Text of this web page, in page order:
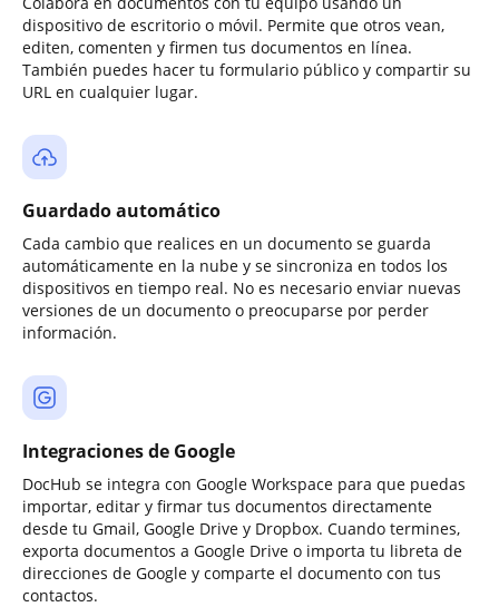
dispositivo de escritorio o móvil. Permite que otros vean,
editen, comenten y firmen tus documentos en línea.
También puedes hacer tu formulario público y compartir su
URL en cualquier lugar.
Guardado automático
Cada cambio que realices en un documento se guarda
automáticamente en la nube y se sincroniza en todos los
dispositivos en tiempo real. No es necesario enviar nuevas
versiones de un documento o preocuparse por perder
información.
Integraciones de Google
DocHub se integra con Google Workspace para que puedas
importar, editar y firmar tus documentos directamente
desde tu Gmail, Google Drive y Dropbox. Cuando termines,
exporta documentos a Google Drive o importa tu libreta de
direcciones de Google y comparte el documento con tus
contactos.